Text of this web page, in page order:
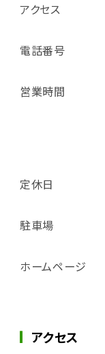
アクセス
電話番号
営業時間
定休日
駐車場
ホームページ
アクセス